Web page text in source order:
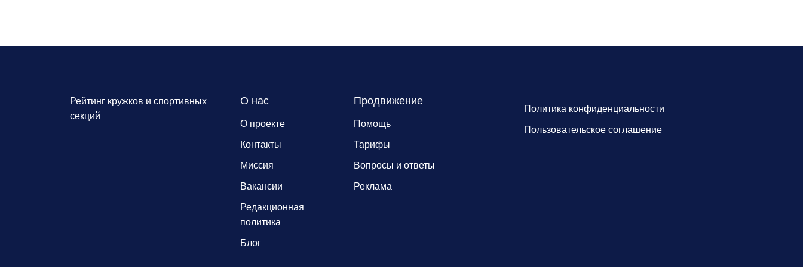
Рейтинг кружков и спортивных
секций
О нас
О проекте
Контакты
Миссия
Вакансии
Редакционная
политика
Блог
Продвижение
Помощь
Тарифы
Вопросы и ответы
Реклама
Политика конфиденциальности
Пользовательское соглашение